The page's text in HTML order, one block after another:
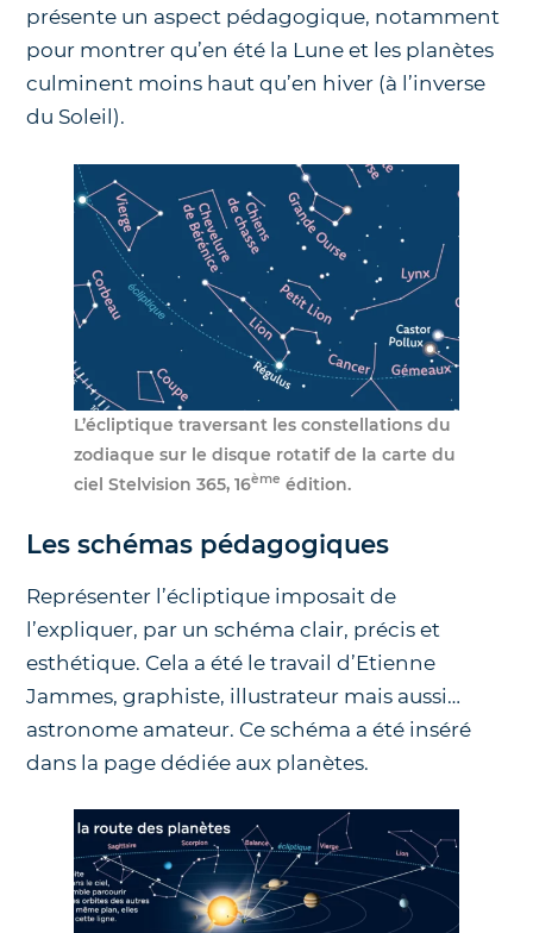
présente un aspect pédagogique, notamment
pour montrer qu’en été la Lune et les planètes
culminent moins haut qu’en hiver (à l’inverse
du Soleil).
L’écliptique traversant les constellations du
zodiaque sur le disque rotatif de la carte du
ciel Stelvision 365, 16ème édition.
Les schémas pédagogiques
Représenter l’écliptique imposait de
l’expliquer, par un schéma clair, précis et
esthétique. Cela a été le travail d’Etienne
Jammes, graphiste, illustrateur mais aussi…
astronome amateur. Ce schéma a été inséré
dans la page dédiée aux planètes.